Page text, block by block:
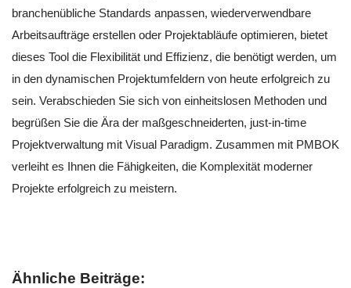
branchenübliche Standards anpassen, wiederverwendbare
Arbeitsaufträge erstellen oder Projektabläufe optimieren, bietet
dieses Tool die Flexibilität und Effizienz, die benötigt werden, um
in den dynamischen Projektumfeldern von heute erfolgreich zu
sein. Verabschieden Sie sich von einheitslosen Methoden und
begrüßen Sie die Ära der maßgeschneiderten, just-in-time
Projektverwaltung mit Visual Paradigm. Zusammen mit PMBOK
verleiht es Ihnen die Fähigkeiten, die Komplexität moderner
Projekte erfolgreich zu meistern.
Ähnliche Beiträge: